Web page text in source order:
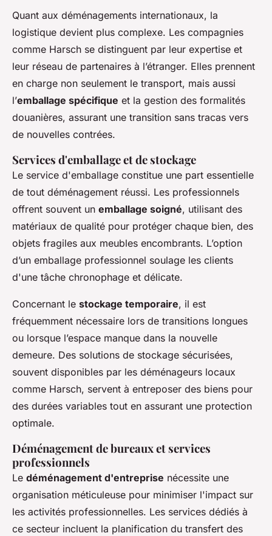
Quant aux déménagements internationaux, la
logistique devient plus complexe. Les compagnies
comme Harsch se distinguent par leur expertise et
leur réseau de partenaires à l’étranger. Elles prennent
en charge non seulement le transport, mais aussi
l’emballage spécifique et la gestion des formalités
douanières, assurant une transition sans tracas vers
de nouvelles contrées.
Services d'emballage et de stockage
Le service d'emballage constitue une part essentielle
de tout déménagement réussi. Les professionnels
offrent souvent un emballage soigné, utilisant des
matériaux de qualité pour protéger chaque bien, des
objets fragiles aux meubles encombrants. L’option
d’un emballage professionnel soulage les clients
d'une tâche chronophage et délicate.
Concernant le stockage temporaire, il est
fréquemment nécessaire lors de transitions longues
ou lorsque l’espace manque dans la nouvelle
demeure. Des solutions de stockage sécurisées,
souvent disponibles par les déménageurs locaux
comme Harsch, servent à entreposer des biens pour
des durées variables tout en assurant une protection
optimale.
Déménagement de bureaux et services
professionnels
Le déménagement d'entreprise nécessite une
organisation méticuleuse pour minimiser l'impact sur
les activités professionnelles. Les services dédiés à
ce secteur incluent la planification du transfert des